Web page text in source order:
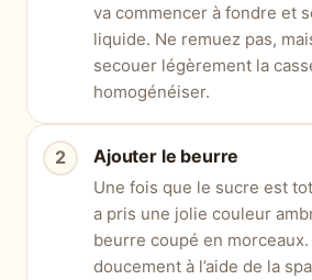
va commencer à fondre et
liquide. Ne remuez pas,
secouer légèrement la
homogénéiser.
Ajouter le beurre
Une fois que le sucre est
a pris une jolie couleur
beurre coupé en
doucement à l’aide de la